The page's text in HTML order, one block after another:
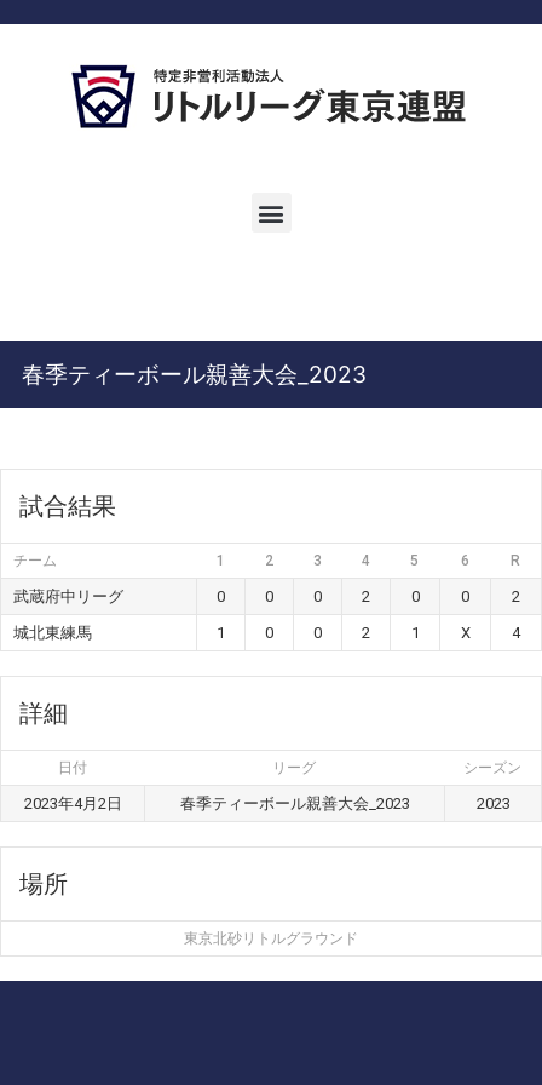
春季ティーボール親善大会_2023
試合結果
チーム 1 2 3 4 5 6 R
武蔵府中リーグ 0 0 0 2 0 0
2
城北東練馬
1 0 0 2 1 X 4
詳細
日付 リーグ シーズン
2023年4月2日 春季ティーボール親善大会_2023 2023
場所
東京北砂リトルグラウンド